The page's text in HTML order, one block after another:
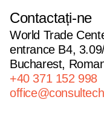
Contactați-ne
World Trade
entrance B4,
Bucharest,
+40 371 152 998